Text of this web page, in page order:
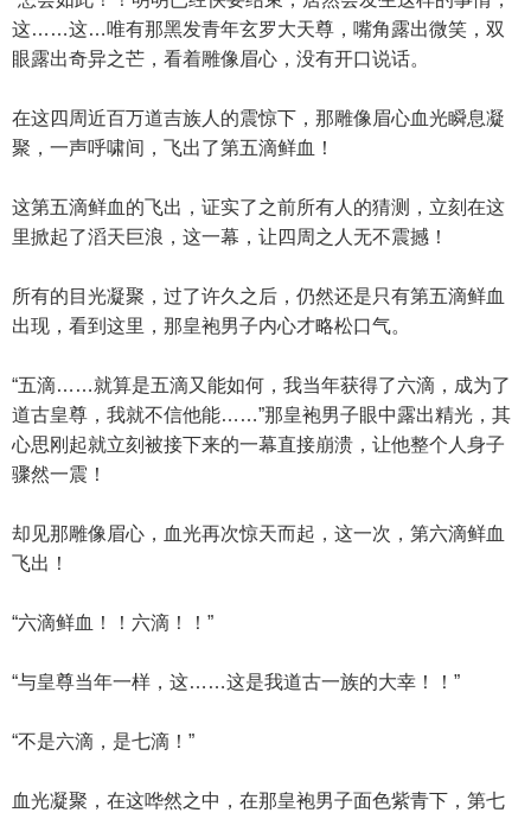
这……这…唯有那黑发青年玄罗大天尊，嘴角露出微笑，双
眼露出奇异之芒，看着雕像眉心，没有开口说话。
在这四周近百万道吉族人的震惊下，那雕像眉心血光瞬息凝
聚，一声呼啸间，飞出了第五滴鲜血！
这第五滴鲜血的飞出，证实了之前所有人的猜测，立刻在这
里掀起了滔天巨浪，这一幕，让四周之人无不震撼！
所有的目光凝聚，过了许久之后，仍然还是只有第五滴鲜血
出现，看到这里，那皇袍男子内心才略松口气。
“五滴……就算是五滴又能如何，我当年获得了六滴，成为了
道古皇尊，我就不信他能……”那皇袍男子眼中露出精光，其
心思刚起就立刻被接下来的一幕直接崩溃，让他整个人身子
骤然一震！
却见那雕像眉心，血光再次惊天而起，这一次，第六滴鲜血
飞出！
“六滴鲜血！！六滴！！”
“与皇尊当年一样，这……这是我道古一族的大幸！！”
“不是六滴，是七滴！”
血光凝聚，在这哗然之中，在那皇袍男子面色紫青下，第七